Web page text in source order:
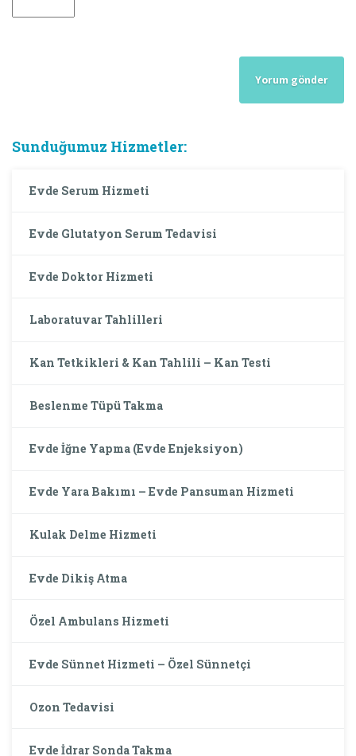
Sunduğumuz Hizmetler:
Evde Serum Hizmeti
Evde Glutatyon Serum Tedavisi
Evde Doktor Hizmeti
Laboratuvar Tahlilleri
Kan Tetkikleri & Kan Tahlili – Kan Testi
Beslenme Tüpü Takma
Evde İğne Yapma (Evde Enjeksiyon)
Evde Yara Bakımı – Evde Pansuman Hizmeti
Kulak Delme Hizmeti
Evde Dikiş Atma
Özel Ambulans Hizmeti
Evde Sünnet Hizmeti – Özel Sünnetçi
Ozon Tedavisi
Evde İdrar Sonda Takma